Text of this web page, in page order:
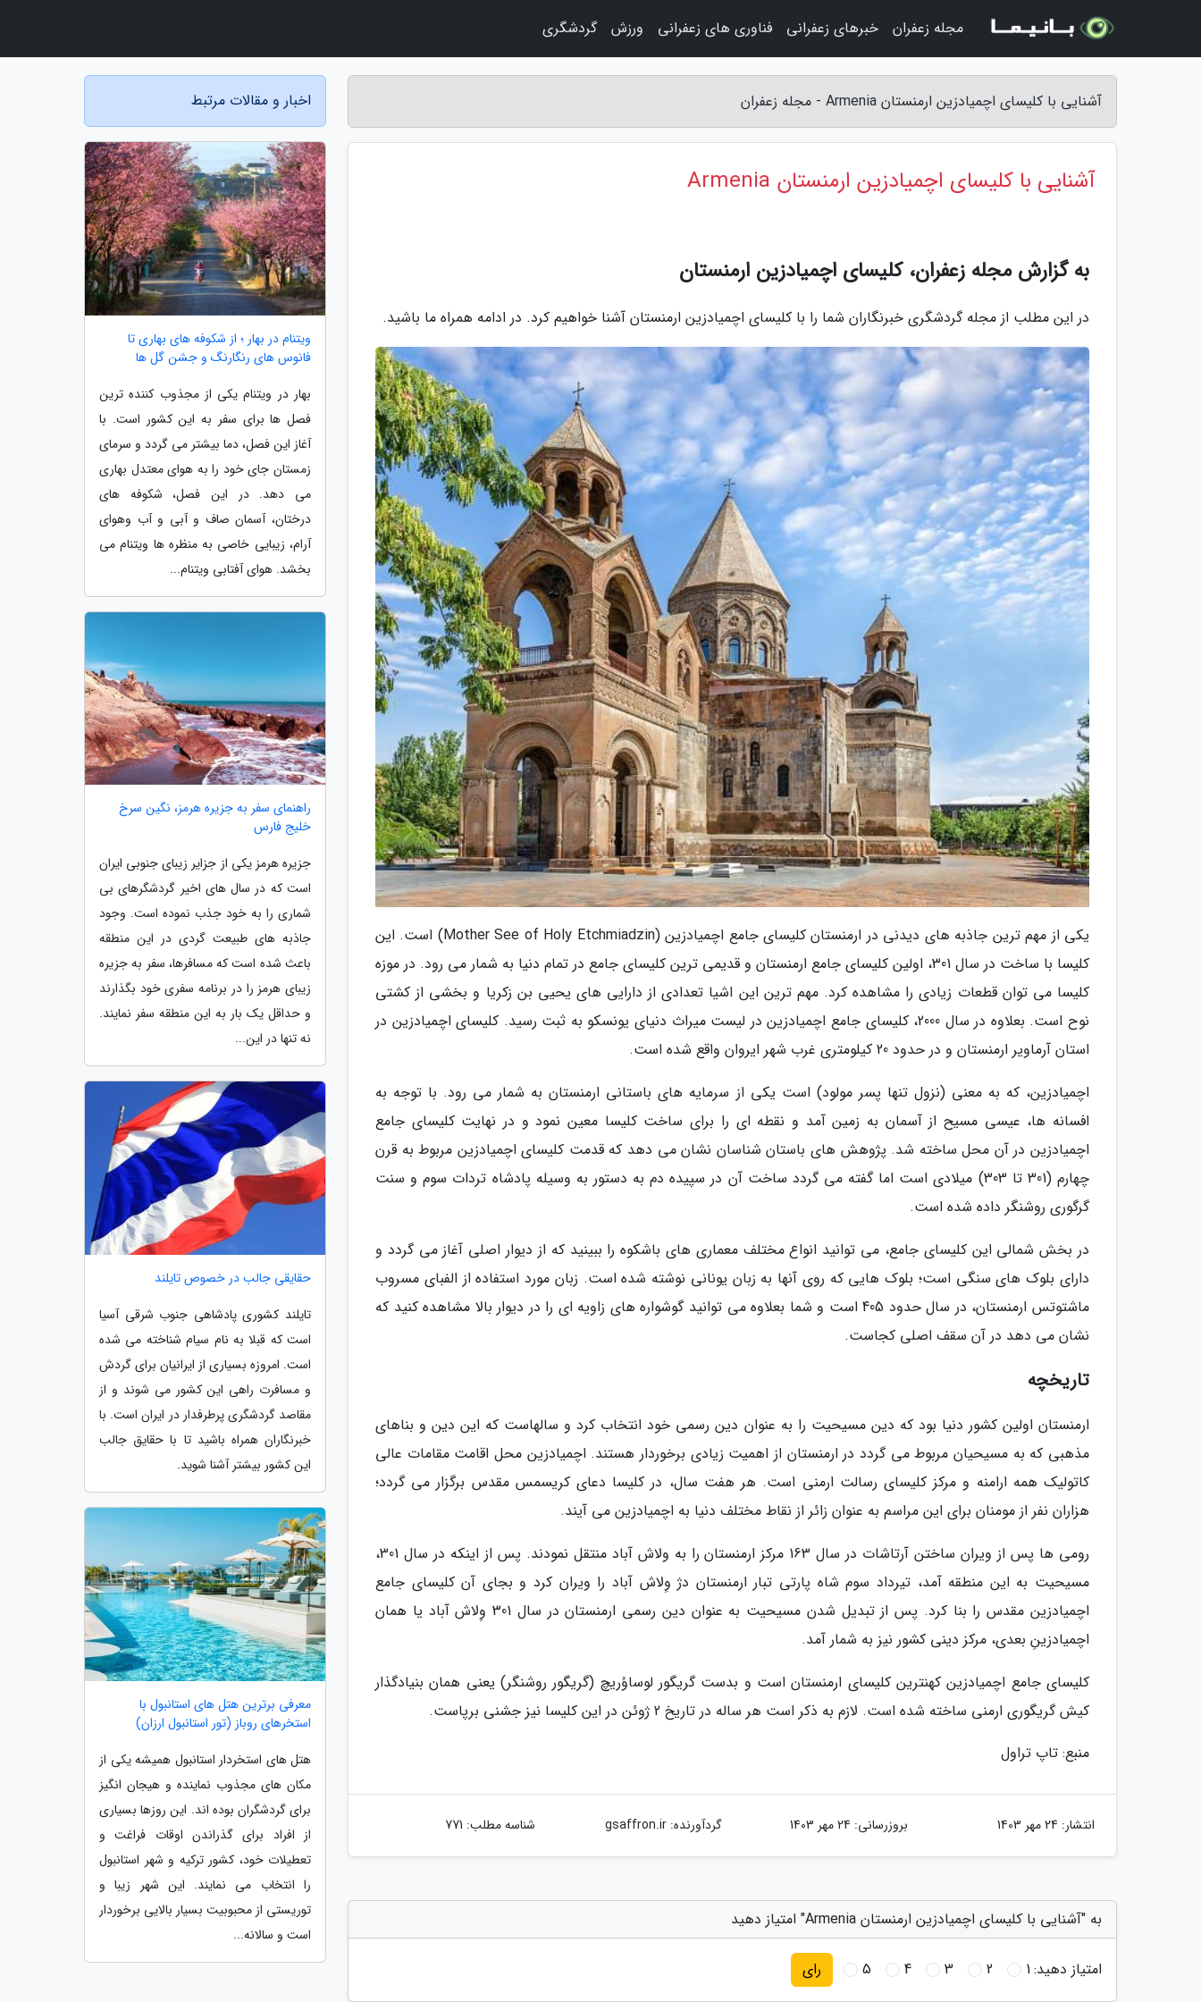
آشنایی با کلیسای اچمیادزین ارمنستان Armenia - مجله زعفران
آشنایی با کلیسای اچمیادزین ارمنستان Armenia
به گزارش مجله زعفران، کلیسای اچمیادزین ارمنستان
در این مطلب از مجله گردشگری خبرنگاران شما را با کلیسای اچمیادزین ارمنستان آشنا خواهیم کرد. در ادامه همراه ما باشید.
یکی از مهم ترین جاذبه های دیدنی در ارمنستان کلیسای جامع اچمیادزین (Mother See of Holy Etchmiadzin) است. این
کلیسا با ساخت در سال 301، اولین کلیسای جامع ارمنستان و قدیمی ترین کلیسای جامع در تمام دنیا به شمار می رود. در موزه
کلیسا می توان قطعات زیادی را مشاهده کرد. مهم ترین این اشیا تعدادی از دارایی های یحیی بن زکریا و بخشی از کشتی
نوح است. بعلاوه در سال 2000، کلیسای جامع اچمیادزین در لیست میراث دنیای یونسکو به ثبت رسید. کلیسای اچمیادزین در
استان آرماویر ارمنستان و در حدود 20 کیلومتری غرب شهر ایروان واقع شده است.
اچمیادزین، که به معنی (نزول تنها پسر مولود) است یکی از سرمایه های باستانی ارمنستان به شمار می رود. با توجه به
افسانه ها، عیسی مسیح از آسمان به زمین آمد و نقطه ای را برای ساخت کلیسا معین نمود و در نهایت کلیسای جامع
اچمیادزین در آن محل ساخته شد. پژوهش های باستان شناسان نشان می دهد که قدمت کلیسای اچمیادزین مربوط به قرن
چهارم (301 تا 303) میلادی است اما گفته می گردد ساخت آن در سپیده دم به دستور به وسیله پادشاه تردات سوم و سنت
گرگوری روشنگر داده شده است.
در بخش شمالی این کلیسای جامع، می توانید انواع مختلف معماری های باشکوه را ببینید که از دیوار اصلی آغاز می گردد و
دارای بلوک های سنگی است؛ بلوک هایی که روی آنها به زبان یونانی نوشته شده است. زبان مورد استفاده از الفبای مسروب
ماشتوتس ارمنستان، در سال حدود 405 است و شما بعلاوه می توانید گوشواره های زاویه ای را در دیوار بالا مشاهده کنید که
نشان می دهد در آن سقف اصلی کجاست.
تاریخچه
ارمنستان اولین کشور دنیا بود که دین مسیحیت را به عنوان دین رسمی خود انتخاب کرد و سالهاست که این دین و بناهای
مذهبی که به مسیحیان مربوط می گردد در ارمنستان از اهمیت زیادی برخوردار هستند. اچمیادزین محل اقامت مقامات عالی
کاتولیک همه ارامنه و مرکز کلیسای رسالت ارمنی است. هر هفت سال، در کلیسا دعای کریسمس مقدس برگزار می گردد؛
هزاران نفر از مومنان برای این مراسم به عنوان زائر از نقاط مختلف دنیا به اچمیادزین می آیند.
رومی ها پس از ویران ساختن آرتاشات در سال 163 مرکز ارمنستان را به ولاش آباد منتقل نمودند. پس از اینکه در سال 301،
مسیحیت به این منطقه آمد، تیرداد سوم شاه پارتی تبار ارمنستان دژ وِلاش آباد را ویران کرد و بجای آن کلیسای جامع
اچمیادزین مقدس را بنا کرد. پس از تبدیل شدن مسیحیت به عنوان دین رسمی ارمنستان در سال 301 وِلاش آباد یا همان
اچمیادزینِ بعدی، مرکز دینی کشور نیز به شمار آمد.
کلیسای جامع اچمیادزین کهنترین کلیسای ارمنستان است و بدست گریگور لوساوُریچ (گریگور روشنگر) یعنی همان بنیادگذار
کیش گریگوری ارمنی ساخته شده است. لازم به ذکر است هر ساله در تاریخ 2 ژوئن در این کلیسا نیز جشنی برپاست.
منبع: تاپ تراول
انتشار: 24 مهر 1403 بروزرسانی: 24 مهر 1403 گردآورنده:gsaffron.ir شناسه مطلب: 771
به "آشنایی با کلیسای اچمیادزین ارمنستان Armenia" امتیاز دهید
امتیاز دهید:1
2
3
4
5 رای
اخبار و مقالات مرتبط
ویتنام در بهار ؛ از شکوفه های بهاری تا
فانوس های رنگارنگ و جشن گل ها
بهار در ویتنام یکی از مجذوب کننده ترین
فصل ها برای سفر به این کشور است. با
آغاز این فصل، دما بیشتر می گردد و سرمای
زمستان جای خود را به هوای معتدل بهاری
می دهد. در این فصل، شکوفه های
درختان، آسمان صاف و آبی و آب وهوای
آرام، زیبایی خاصی به منظره ها ویتنام می
بخشد. هوای آفتابی ویتنام...
راهنمای سفر به جزیره هرمز، نگین سرخ
خلیج فارس
جزیره هرمز یکی از جزایر زیبای جنوبی ایران
است که در سال های اخیر گردشگرهای بی
شماری را به خود جذب نموده است. وجود
جاذبه های طبیعت گردی در این منطقه
باعث شده است که مسافرها، سفر به جزیره
زیبای هرمز را در برنامه سفری خود بگذارند
و حداقل یک بار به این منطقه سفر نمایند.
نه تنها در این...
حقایقی جالب در خصوص تایلند
تایلند کشوری پادشاهی جنوب شرقی آسیا
است که قبلا به نام سیام شناخته می شده
است. امروزه بسیاری از ایرانیان برای گردش
و مسافرت راهی این کشور می شوند و از
مقاصد گردشگری پرطرفدار در ایران است. با
خبرنگاران همراه باشید تا با حقایق جالب
این کشور بیشتر آشنا شوید.
معرفی برترین هتل های استانبول با
استخرهای روباز (تور استانبول ارزان)
هتل های استخردار استانبول همیشه یکی از
مکان های مجذوب نماینده و هیجان انگیز
برای گردشگران بوده اند. این روزها بسیاری
از افراد برای گذراندن اوقات فراغت و
تعطیلات خود، کشور ترکیه و شهر استانبول
را انتخاب می نمایند. این شهر زیبا و
توریستی از محبوبیت بسیار بالایی برخوردار
است و سالانه...
مجله زعفران خبرهای زعفرانی فناوری های زعفرانی ورزش گردشگری